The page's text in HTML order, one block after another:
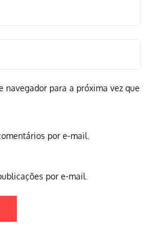
navegador para a próxima vez que
por e-mail.
por e-mail.